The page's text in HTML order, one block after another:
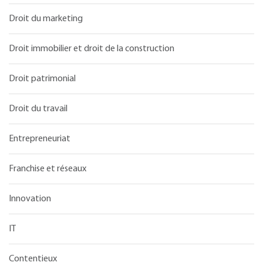
Droit du marketing
Droit immobilier et droit de la construction
Droit patrimonial
Droit du travail
Entrepreneuriat
Franchise et réseaux
Innovation
Contentieux